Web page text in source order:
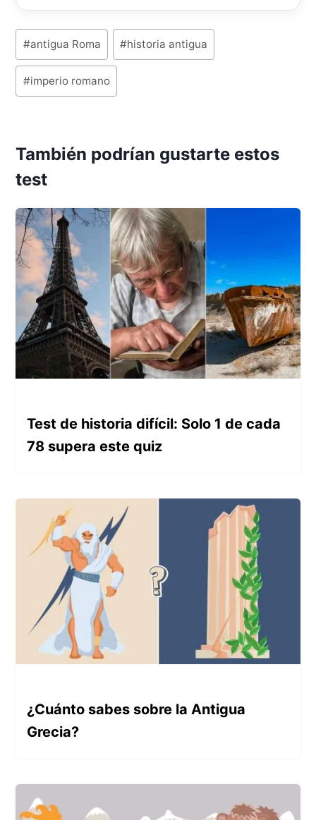
P
o
T
a
s
:
#antigua Roma #historia antigua
#imperio romano
También podrían gustarte estos
test
Test de historia difícil: Solo 1 de cada
78 supera este quiz
¿Cuánto sabes sobre la Antigua
Grecia?